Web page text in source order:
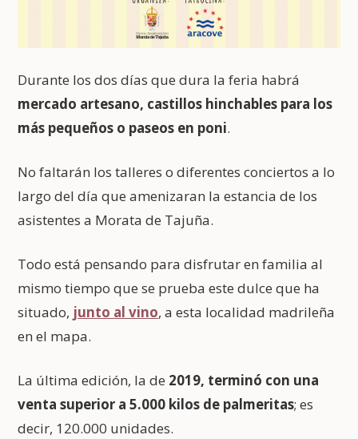
Durante los dos días que dura la feria habrá
mercado artesano, castillos hinchables para los
más pequeños o paseos en poni.
No faltarán los talleres o diferentes conciertos a lo
largo del día que amenizaran la estancia de los
asistentes a Morata de Tajuña.
Todo está pensando para disfrutar en familia al
mismo tiempo que se prueba este dulce que ha
situado, junto al vino, a esta localidad madrileña
en el mapa.
La última edición, la de 2019, terminó con una
venta superior a 5.000 kilos de palmeritas; es
decir, 120.000 unidades.